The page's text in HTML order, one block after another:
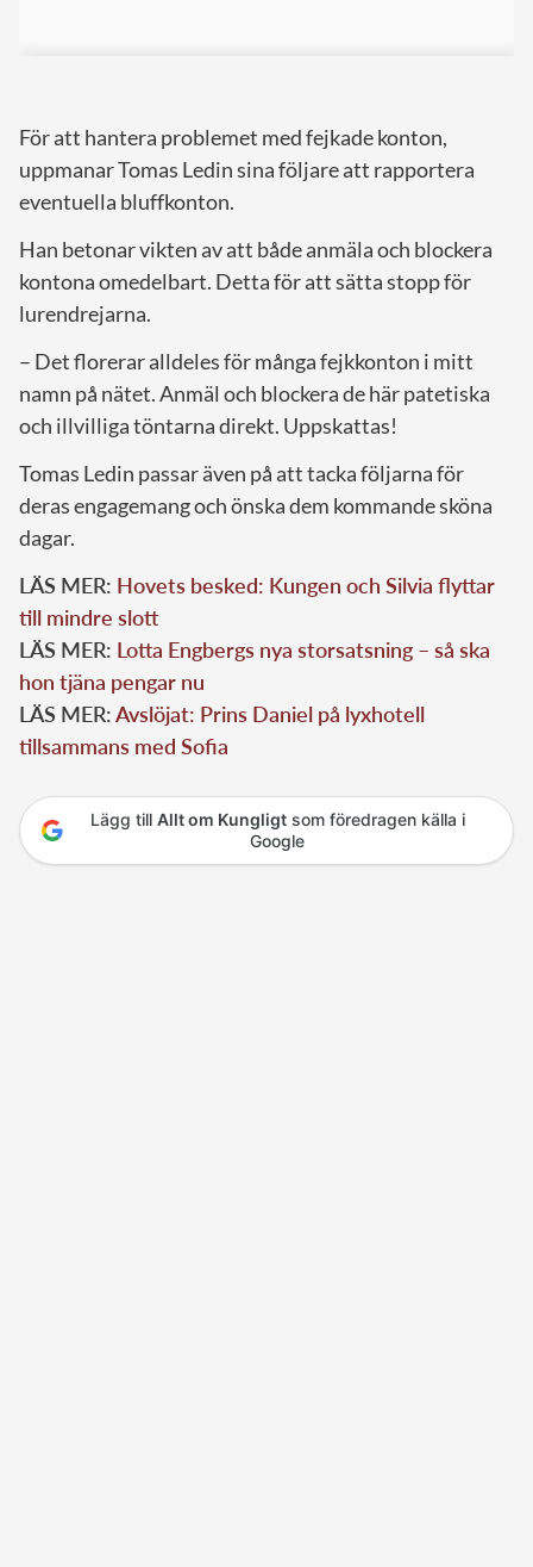
För att hantera problemet med fejkade konton,
uppmanar Tomas Ledin sina följare att rapportera
eventuella bluffkonton.
Han betonar vikten av att både anmäla och blockera
kontona omedelbart. Detta för att sätta stopp för
lurendrejarna.
– Det florerar alldeles för många fejkkonton i mitt
namn på nätet. Anmäl och blockera de här patetiska
och illvilliga töntarna direkt. Uppskattas!
Tomas Ledin passar även på att tacka följarna för
deras engagemang och önska dem kommande sköna
dagar.
LÄS MER: Hovets besked: Kungen och Silvia flyttar
till mindre slott
LÄS MER: Lotta Engbergs nya storsatsning – så ska
hon tjäna pengar nu
LÄS MER:Avslöjat: Prins Daniel på lyxhotell
tillsammans med Sofia
Lägg till Allt om Kungligtsom föredragen källa i
Google